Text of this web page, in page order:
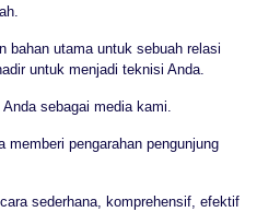
bahan utama untuk sebuah relasi
untuk menjadi teknisi Anda.
sebagai media kami.
memberi pengarahan pengunjung
sederhana, komprehensif, efektif